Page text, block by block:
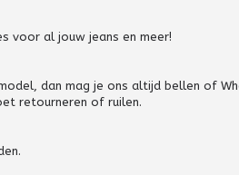
voor al jouw jeans en meer!
dan mag je ons altijd bellen of
retourneren of ruilen.